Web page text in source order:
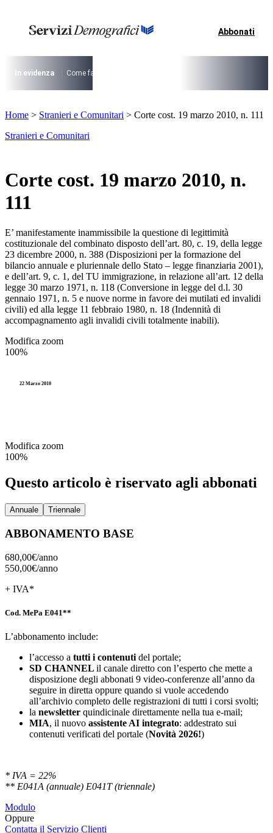
contenuto
I più cercati
Lorem ipsum dolor sit amet consectetur
Abbonati
In evidenza Come fare per …
I più cercati
Lorem ipsum dolor sit amet consectetur
Home > Stranieri e Comunitari > Corte cost. 19 marzo 2010, n. 111
Stranieri e Comunitari
Corte cost. 19 marzo 2010, n.
111
E’ manifestamente inammissibile la questione di legittimità
costituzionale del combinato disposto dell’art. 80, c. 19, della legge
23 dicembre 2000, n. 388 (Disposizioni per la formazione del
bilancio annuale e pluriennale dello Stato – legge finanziaria 2001),
e dell’art. 9, c. 1, del TU immigrazione, in relazione all’art. 12 della
legge 30 marzo 1971, n. 118 (Conversione in legge del d.l. 30
gennaio 1971, n. 5 e nuove norme in favore dei mutilati ed invalidi
civili) ed alla legge 11 febbraio 1980, n. 18 (Indennità di
accompagnamento agli invalidi civili totalmente inabili).
Modifica zoom
100%
22 Marzo 2010
Modifica zoom
100%
Questo articolo è riservato agli abbonati
Annuale Triennale
ABBONAMENTO BASE
680,00€/anno
550,00€/anno
+ IVA*
Cod. MePa E041**
L’abbonamento include:
l’accesso a tutti i contenutidel portale;
SD CHANNEL il canale diretto con l’esperto che mette a
disposizione degli abbonati 9 video-conferenze all’anno da
seguire in diretta oppure quando si vuole accedendo
all’archivio completo delle registrazioni di tutti i corsi svolti;
la newsletter quindicinale direttamente nella tua e-mail;
MIA, il nuovo assistente AI integrato: addestrato sui
contenuti verificati del portale (Novità 2026!)
* IVA = 22%
** E041A (annuale) E041T (triennale)
Modulo
Oppure
Contatta il Servizio Clienti